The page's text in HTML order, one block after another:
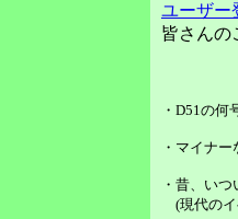
ユーザー
皆さんの
・D51の
・マイナ
・昔、い
(現代のイ